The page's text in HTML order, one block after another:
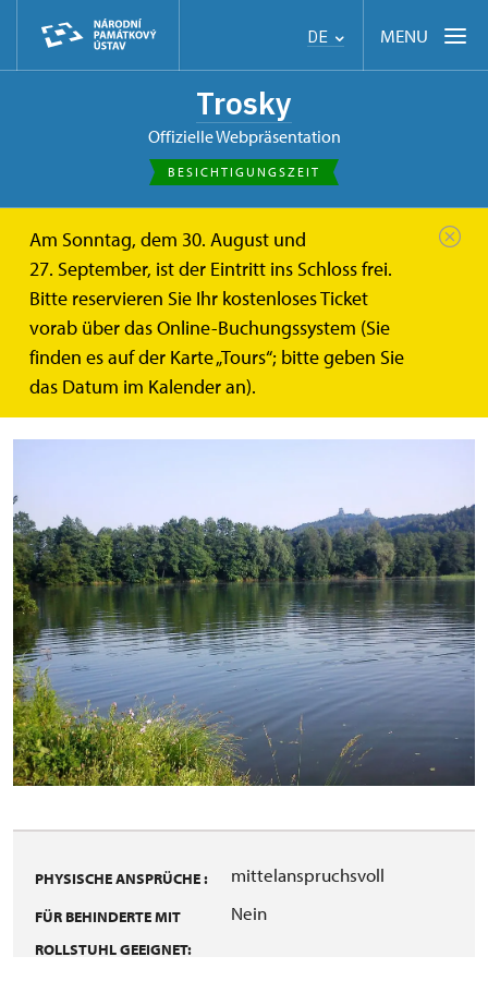
DE MENU
Trosky
offizielle Webpräsentation
BESICHTIGUNGSZEIT
Am Sonntag, dem 30. August und
27. September, ist der Eintritt ins Schloss frei.
Bitte reservieren Sie Ihr kostenloses Ticket
vorab über das Online-Buchungssystem (Sie
finden es auf der Karte „Tours“; bitte geben Sie
das Datum im Kalender an).
de Trosky und die nähere Umgebung zu Fuß...
Trosky und die nähere Umgebung
zu Fuß oder mit dem Fahrrad
PHYSISCHE ANSPRÜCHE : mittelanspruchsvoll
FÜR BEHINDERTE MIT
ROLLSTUHL GEEIGNET:
Nein